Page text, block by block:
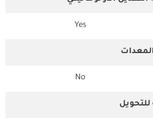
Yes
No
للتحويل